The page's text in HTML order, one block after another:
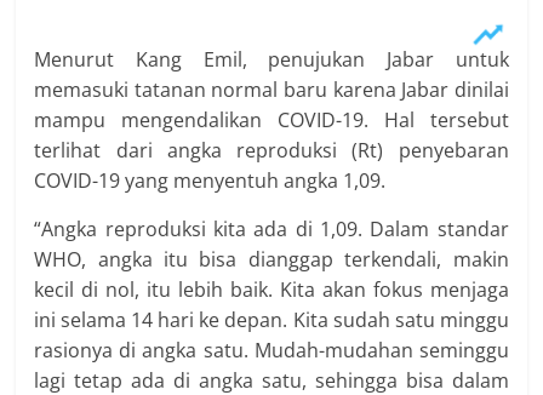
Menurut Kang Emil, penujukan Jabar untuk
memasuki tatanan normal baru karena Jabar dinilai
mampu mengendalikan COVID-19. Hal tersebut
terlihat dari angka reproduksi (Rt) penyebaran
COVID-19 yang menyentuh angka 1,09.
“Angka reproduksi kita ada di 1,09. Dalam standar
WHO, angka itu bisa dianggap terkendali, makin
kecil di nol, itu lebih baik. Kita akan fokus menjaga
ini selama 14 hari ke depan. Kita sudah satu minggu
rasionya di angka satu. Mudah-mudahan seminggu
lagi tetap ada di angka satu, sehingga bisa dalam